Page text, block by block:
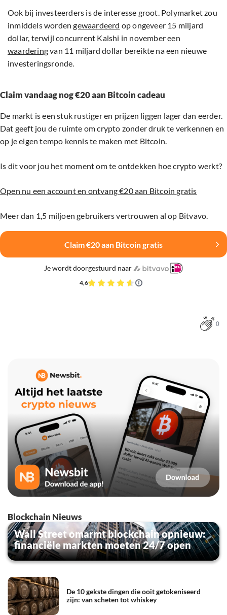
Ook bij investeerders is de interesse groot. Polymarket zou
inmiddels wordengewaardeerd op ongeveer 15 miljard
dollar, terwijl concurrent Kalshi in november een
waarderingvan 11 miljard dollar bereikte na een nieuwe
investeringsronde.
Claim vandaag nog €20 aan Bitcoin cadeau
De markt is een stuk rustiger en prijzen liggen lager dan eerder.
Dat geeft jou de ruimte om crypto zonder druk te verkennen en
op je eigen tempo kennis te maken met Bitcoin.
Is dit voor jou het moment om te ontdekken hoe crypto werkt?
Open nu een account en ontvang €20 aan Bitcoin gratis
Meer dan 1,5 miljoen gebruikers vertrouwen al op Bitvavo.
Claim €20 aan Bitcoin gratis
Je wordt doorgestuurd naar
4,6
0
Blockchain Nieuws
Wall Street omarmt blockchain opnieuw:
financiële markten moeten 24/7 open
De 10 gekste dingen die ooit getokeniseerd
zijn: van scheten tot whiskey